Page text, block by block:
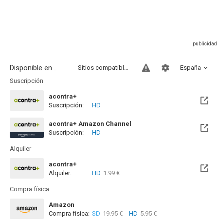
Disponible en... España
Sitios compatibles
Suscripción
acontra+
Suscripción:
HD
acontra+ Amazon Channel
Suscripción:
HD
Alquiler
acontra+
Alquiler:
HD 1.99 €
Compra física
Amazon
Compra física: SD 19.95 € HD 5.95 €